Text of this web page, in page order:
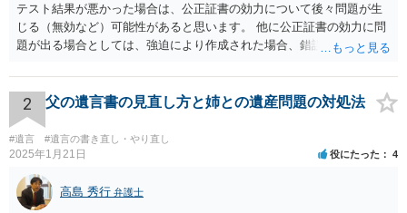
テスト結果が悪かった場合は、公正証書の効力について後々問題が生
じる（無効など）可能性があると思います。 他に公正証書の効力に問
題が出る場合としては、強迫により作成された場合、錯誤（勘違い）
すが、弁護士に作成を依頼する場合は、１０～数十万円程度になるケ
ースが多いと思います。 報酬体系は、弁護士ごとに異なりますので一
律の基準はありません。
2 父の遺言書の見直し方と姉との遺産問題の対処法
#遺言 #遺言の書き直し・やり直し
2025年1月21日 役にたった 4
高島 秀行 弁護士